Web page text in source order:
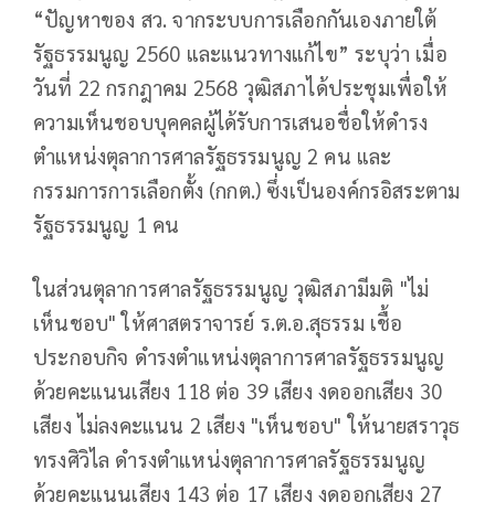
“ปัญหาของ สว. จากระบบการเลือกกันเองภายใต้
รัฐธรรมนูญ 2560 และแนวทางแก้ไข” ระบุว่า เมื่อ
วันที่ 22 กรกฎาคม 2568 วุฒิสภาได้ประชุมเพื่อให้
ความเห็นชอบบุคคลผู้ได้รับการเสนอชื่อให้ดำรง
ตำแหน่งตุลาการศาลรัฐธรรมนูญ 2 คน และ
กรรมการการเลือกตั้ง (กกต.) ซึ่งเป็นองค์กรอิสระตาม
รัฐธรรมนูญ 1 คน
ในส่วนตุลาการศาลรัฐธรรมนูญ วุฒิสภามีมติ "ไม่
เห็นชอบ" ให้ศาสตราจารย์ ร.ต.อ.สุธรรม เชื้อ
ประกอบกิจ ดำรงตำแหน่งตุลาการศาลรัฐธรรมนูญ
ด้วยคะแนนเสียง 118 ต่อ 39 เสียง งดออกเสียง 30
เสียง ไม่ลงคะแนน 2 เสียง "เห็นชอบ" ให้นายสราวุธ
ทรงศิวิไล ดำรงตำแหน่งตุลาการศาลรัฐธรรมนูญ
ด้วยคะแนนเสียง 143 ต่อ 17 เสียง งดออกเสียง 27